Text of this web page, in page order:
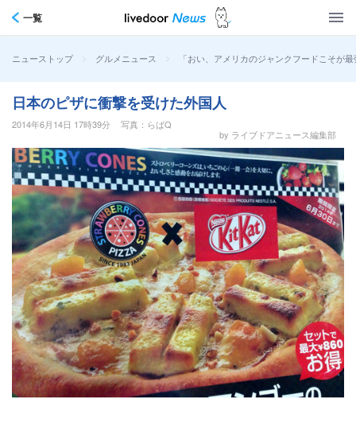
一覧
ニューストップ > グルメニュース > 「おい、アメリカのジャンクフードこそ
日本のピザに衝撃を受けた外国人
2014年6月14日 17時39分
写真：らばQ
by ライブドアニュース編集部